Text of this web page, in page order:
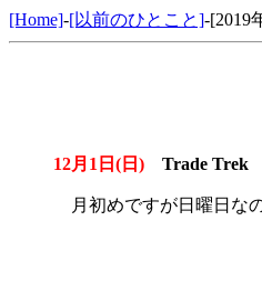
[Home]-[以前のひとこと]-[2019
12月1日(日) Trade Trek
月初めですが日曜日な